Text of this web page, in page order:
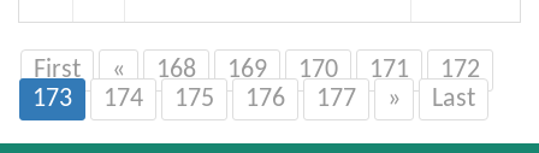
First « 168 169 170 171
172
173
174 175 176 177 » Last